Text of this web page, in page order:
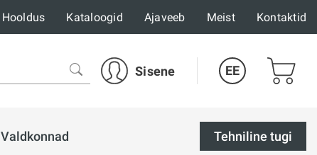
Hooldus Kataloogid Ajaveeb Meist Kontaktid
Sisene EE
Valdkonnad Tehniline tugi